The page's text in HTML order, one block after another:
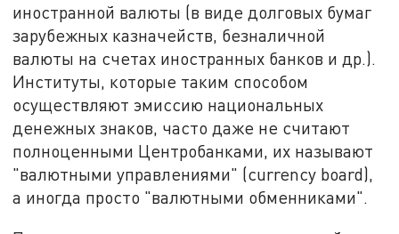
иностранной валюты (в виде долговых бумаг
зарубежных казначейств, безналичной
валюты на счетах иностранных банков и др.).
Институты, которые таким способом
осуществляют эмиссию национальных
денежных знаков, часто даже не считают
полноценными Центробанками, их называют
"валютными управлениями" (currency board),
а иногда просто "валютными обменниками".